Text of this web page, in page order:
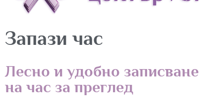
Запази час
Лесно и удобно записване
на час за преглед